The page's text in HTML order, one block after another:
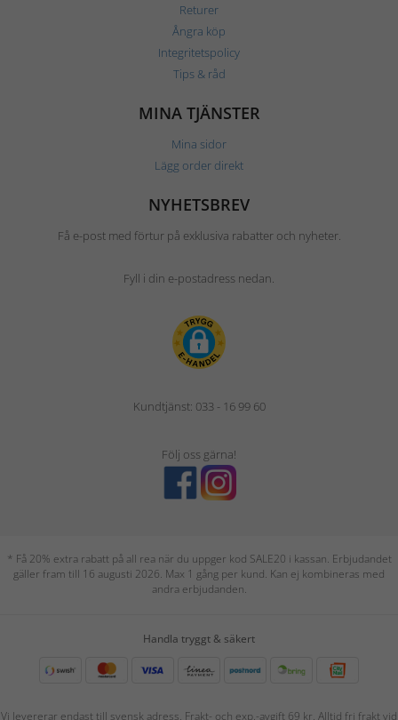
Returer
Ångra köp
Integritetspolicy
Tips & råd
MINA TJÄNSTER
Mina sidor
Lägg order direkt
NYHETSBREV
Få e-post med förtur på exklusiva rabatter och nyheter.
Fyll i din e-postadress nedan.
Kundtjänst: 033 - 16 99 60
Följ oss gärna!
* Få 20% extra rabatt på all rea när du uppger kod SALE20 i kassan. Erbjudandet
gäller fram till 16 augusti 2026. Max 1 gång per kund. Kan ej kombineras med
andra erbjudanden.
Handla tryggt & säkert
Vi levererar endast till svensk adress. Frakt- och exp.-avgift 69 kr. Alltid fri frakt vid